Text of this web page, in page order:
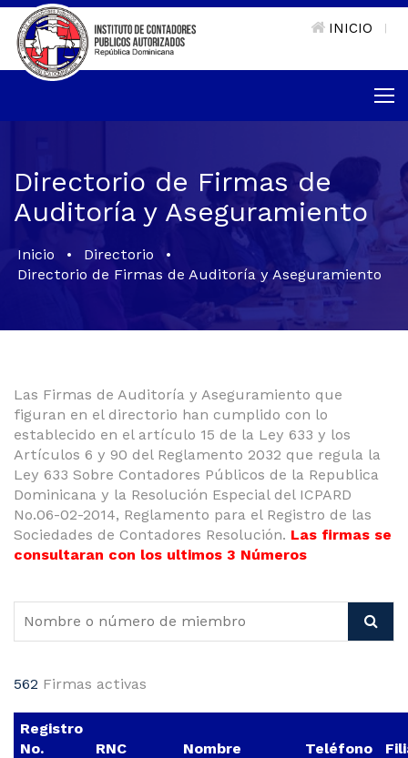
INICIO
Directorio de Firmas de
Auditoría y Aseguramiento
Inicio • Directorio
•
Directorio de Firmas de Auditoría y Aseguramiento
Las Firmas de Auditoría y Aseguramiento que
figuran en el directorio han cumplido con lo
establecido en el artículo 15 de la Ley 633 y los
Artículos 6 y 90 del Reglamento 2032 que regula la
Ley 633 Sobre Contadores Públicos de la Republica
Dominicana y la Resolución Especial del ICPARD
No.06-02-2014, Reglamento para el Registro de las
Sociedades de Contadores Resolución. Las firmas se
consultaran con los ultimos 3 Números
562 Firmas activas
Registro
No.
RNC Nombre Teléfono